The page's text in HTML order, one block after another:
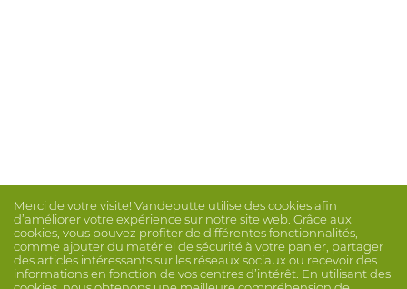
Merci de votre visite! Vandeputte utilise des cookies afin
d’améliorer votre expérience sur notre site web. Grâce aux
cookies, vous pouvez profiter de différentes fonctionnalités,
comme ajouter du matériel de sécurité à votre panier, partager
des articles intéressants sur les réseaux sociaux ou recevoir des
informations en fonction de vos centres d’intérêt. En utilisant des